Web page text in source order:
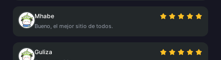
Mhabe
Bueno, el mejor sitio de todos.
Guliza